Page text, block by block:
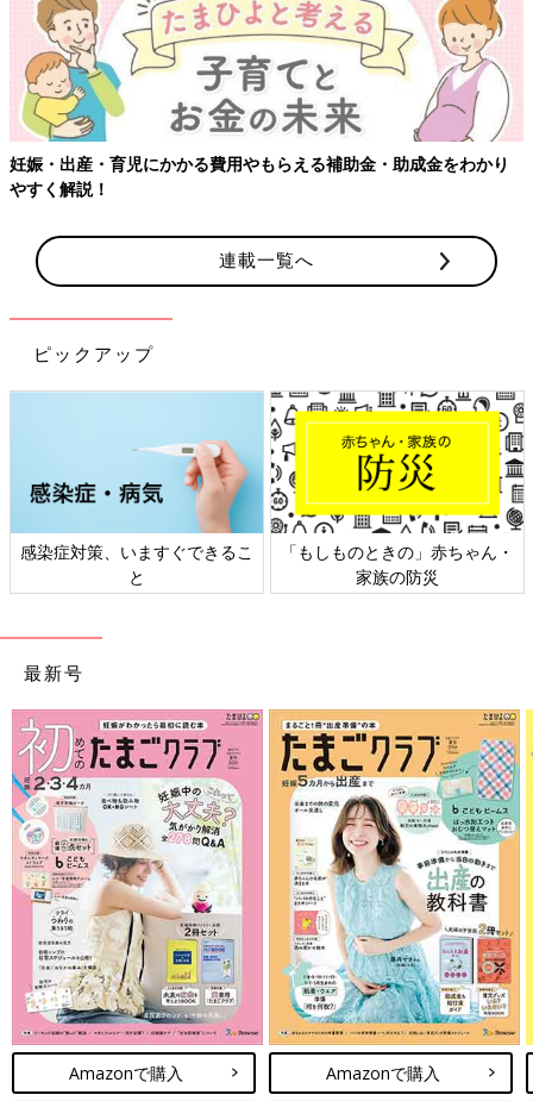
妊娠・出産・育児にかかる費用やもらえる補助金・助成金をわかり
やすく解説！
連載一覧へ
ピックアップ
感染症対策、いますぐできるこ
と
「もしものときの」赤ちゃん・
家族の防災
最新号
Amazonで購入 Amazonで購入